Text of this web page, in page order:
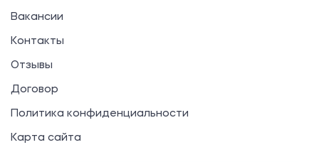
Вакансии
Контакты
Отзывы
Договор
Политика конфиденциальности
Карта сайта